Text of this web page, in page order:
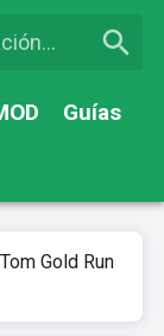
Guías
Gold Run